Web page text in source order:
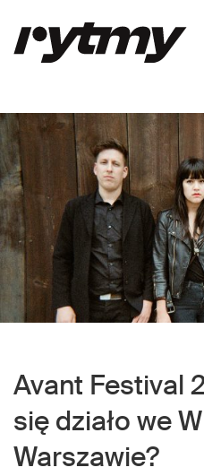
Avant Festival
się działo we
Warszawie?